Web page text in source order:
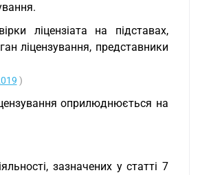
ліцензіата на підставах,
ліцензування, представники
)
оприлюднюється на
зазначених у статті 7